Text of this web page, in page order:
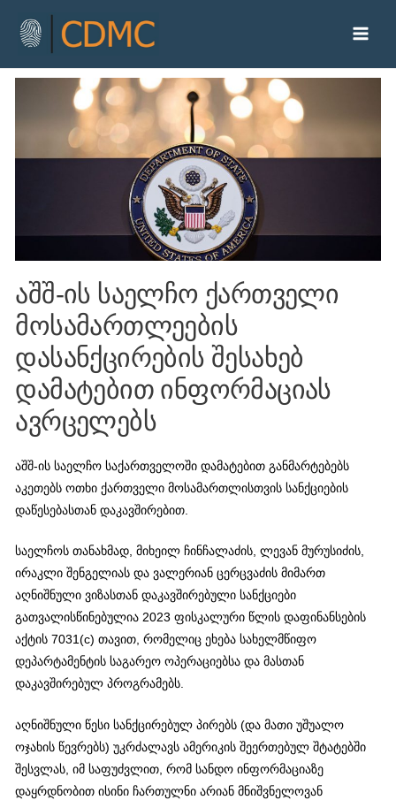
აშშ-ის საელჩო ქართველი
მოსამართლეების
დასანქცირების შესახებ
დამატებით ინფორმაციას
ავრცელებს
აშშ-ის საელჩო საქართველოში დამატებით განმარტებებს
აკეთებს ოთხი ქართველი მოსამართლისთვის სანქციების
დაწესებასთან დაკავშირებით.
საელჩოს თანახმად, მიხეილ ჩინჩალაძის, ლევან მურუსიძის,
ირაკლი შენგელიას და ვალერიან ცერცვაძის მიმართ
აღნიშნული ვიზასთან დაკავშირებული სანქციები
გათვალისწინებულია 2023 ფისკალური წლის დაფინანსების
აქტის 7031(c) თავით, რომელიც ეხება სახელმწიფო
დეპარტამენტის საგარეო ოპერაციებსა და მასთან
დაკავშირებულ პროგრამებს.
აღნიშნული წესი სანქცირებულ პირებს (და მათი უშუალო
ოჯახის წევრებს) უკრძალავს ამერიკის შეერთებულ შტატებში
შესვლას, იმ საფუძვლით, რომ სანდო ინფორმაციაზე
დაყრდნობით ისინი ჩართულნი არიან მნიშვნელოვან